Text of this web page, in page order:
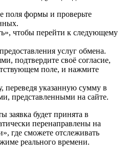
поля формы и проверьте
чтобы перейти к следующему
услуг обмена.
подтвердите своё согласие,
поле, и нажмите
переведя указанную сумму в
представленными на сайте.
заявка будет принята в
перенаправлены на
где сможете отслеживать
реального времени.